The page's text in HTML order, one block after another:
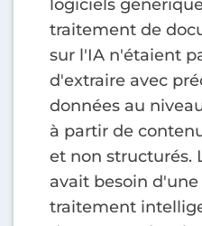
logiciels
traitement de
sur l'IA n'étaient
d'extraire avec
données au
à partir de
et non structurés.
avait besoin
traitement